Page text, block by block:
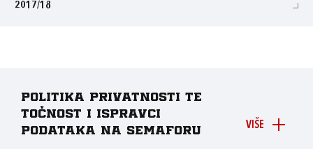
2017/18
VIŠE
Politika privatnosti te
točnost i ispravci
podataka na Semaforu